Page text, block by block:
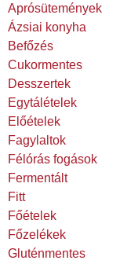
Aprósütemények
Ázsiai konyha
Befőzés
Cukormentes
Desszertek
Egytálételek
Előételek
Fagylaltok
Félórás fogások
Fermentált
Fitt
Főételek
Főzelékek
Gluténmentes